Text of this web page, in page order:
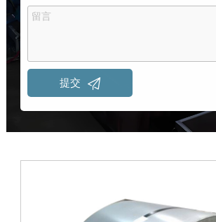
提交 